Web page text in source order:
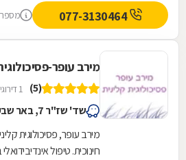
077-3130464
מירב עופר-
(5) 1 דירוגים
שד' שז"ר 7, באר שבע
מירב עופר, פסיכולוגית
חינוכית. טיפול